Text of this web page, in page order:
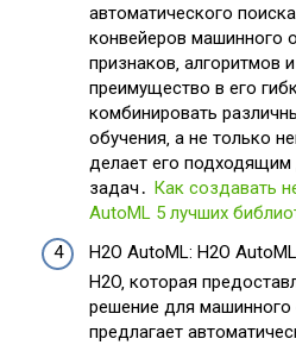
автоматического
конвейеров машинного
признаков‚ алгоритмов
преимущество в его
комбинировать
обучения‚ а не только
делает его
задач․ Как создавать
AutoML 5 лучших
H2O AutoML: H2O
H2O‚ которая
решение для машинного
предлагает